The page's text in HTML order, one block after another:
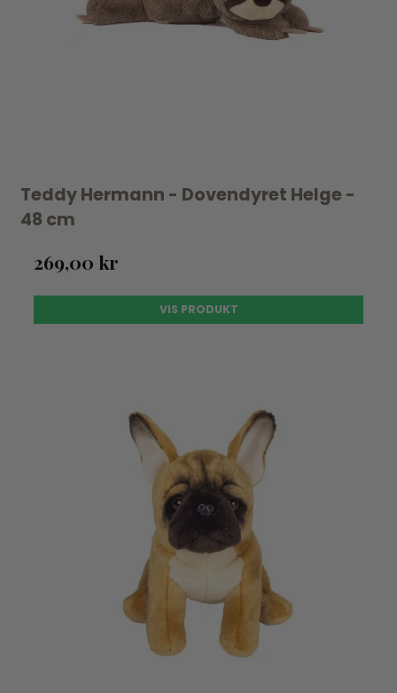
Teddy Hermann - Dovendyret Helge -
48 cm
269,00 kr
VIS PRODUKT